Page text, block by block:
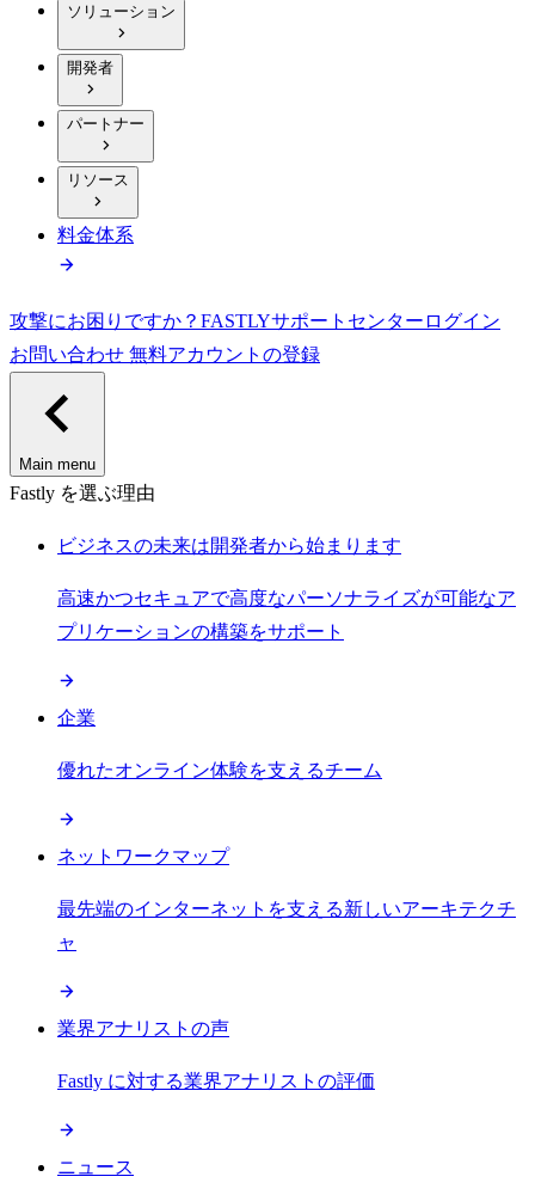
ソリューション
開発者
パートナー
リソース
料金体系
攻撃にお困りですか？ FASTLYサポートセンター ログイン
お問い合わせ 無料アカウントの登録
Main menu
Fastly を選ぶ理由
ビジネスの未来は開発者から始まります
高速かつセキュアで高度なパーソナライズが可能なア
プリケーションの構築をサポート
企業
優れたオンライン体験を支えるチーム
ネットワークマップ
最先端のインターネットを支える新しいアーキテクチ
ャ
業界アナリストの声
Fastly に対する業界アナリストの評価
ニュース